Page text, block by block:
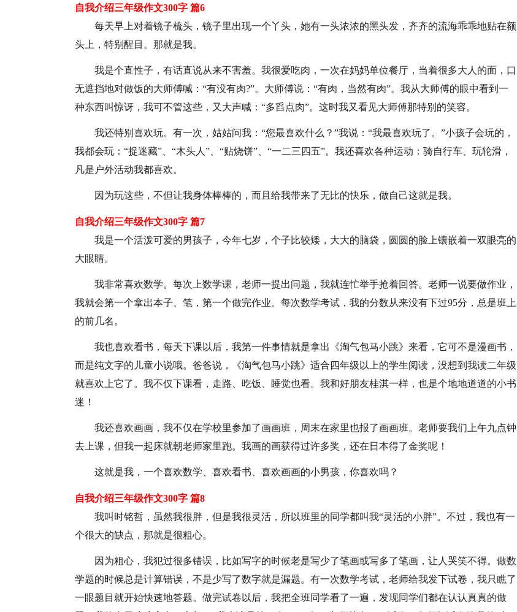
自我介绍三年级作文300字 篇6
每天早上对着镜子梳头，镜子里出现一个丫头，她有一头浓浓的黑头发，齐齐的流海乖乖地贴在额
头上，特别醒目。那就是我。
我是个直性子，有话直说从来不害羞。我很爱吃肉，一次在妈妈单位餐厅，当着很多大人的面，口
无遮挡地对做饭的大师傅喊：“有没有肉?”。大师傅说：“有肉，当然有肉”。我从大师傅的眼中看到一
种东西叫惊讶，我可不管这些，又大声喊：“多舀点肉”。这时我又看见大师傅那特别的笑容。
我还特别喜欢玩。有一次，姑姑问我：“您最喜欢什么？”我说：“我最喜欢玩了。”小孩子会玩的，
我都会玩：“捉迷藏”、“木头人”、“贴烧饼”、“一二三四五”。我还喜欢各种运动：骑自行车、玩轮滑，
凡是户外活动我都喜欢。
因为玩这些，不但让我身体棒棒的，而且给我带来了无比的快乐，做自己这就是我。
自我介绍三年级作文300字 篇7
我是一个活泼可爱的男孩子，今年七岁，个子比较矮，大大的脑袋，圆圆的脸上镶嵌着一双眼亮的
大眼睛。
我非常喜欢数学。每次上数学课，老师一提出问题，我就连忙举手抢着回答。老师一说要做作业，
我就会第一个拿出本子、笔，第一个做完作业。每次数学考试，我的分数从来没有下过95分，总是班上
的前几名。
我也喜欢看书，每天下课以后，我第一件事情就是拿出《淘气包马小跳》来看，它可不是漫画书，
而是纯文字的儿童小说哦。爸爸说，《淘气包马小跳》适合四年级以上的学生阅读，没想到我读二年级
就喜欢上它了。我不仅下课看，走路、吃饭、睡觉也看。我和好朋友桂淇一样，也是个地地道道的小书
迷！
我还喜欢画画，我不仅在学校里参加了画画班，周末在家里也报了画画班。老师要我们上午九点钟
去上课，但我一起床就朝老师家里跑。我画的画获得过许多奖，还在日本得了金奖呢！
这就是我，一个喜欢数学、喜欢看书、喜欢画画的小男孩，你喜欢吗？
自我介绍三年级作文300字 篇8
我叫时铭哲，虽然我很胖，但是我很灵活，所以班里的同学都叫我“灵活的小胖”。不过，我也有一
个很大的缺点，那就是很粗心。
因为粗心，我犯过很多错误，比如写字的时候老是写少了笔画或写多了笔画，让人哭笑不得。做数
学题的时候总是计算错误，不是少写了数字就是漏题。有一次数学考试，老师给我发下试卷，我只瞧了
一眼题目就开始快速地答题。做完试卷以后，我把全班同学看了一遍，发现同学们都在认认真真的做